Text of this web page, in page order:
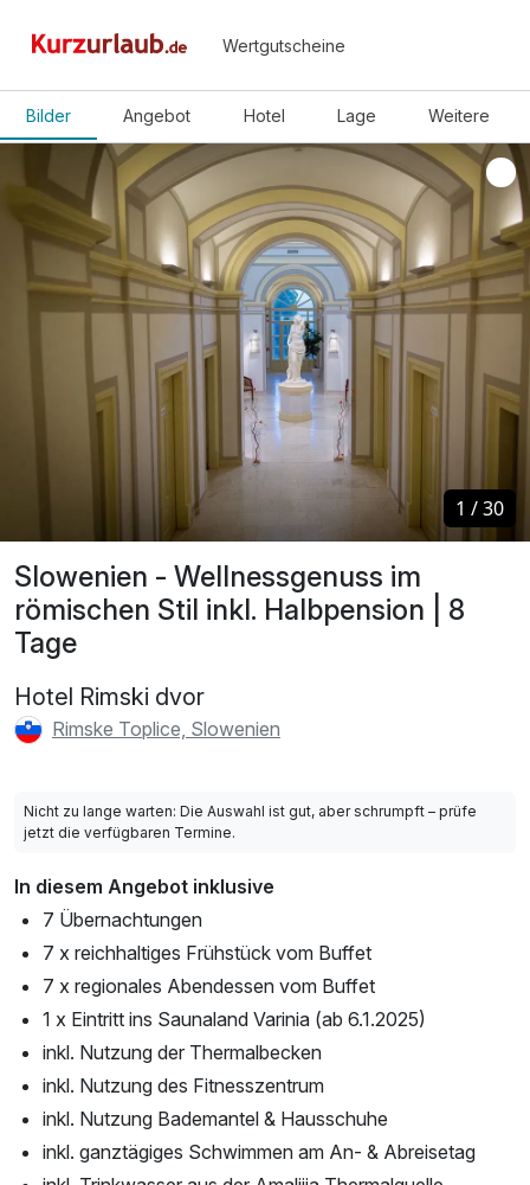
Wertgutscheine
Bilder Angebot Hotel Lage Weitere
Slowenien - Wellnessgenuss im
römischen Stil inkl. Halbpension | 8
Tage
Hotel Rimski dvor
Rimske Toplice, Slowenien
1 /30
1 /30
Nicht zu lange warten: Die Auswahl ist gut, aber schrumpft – prüfe
jetzt die verfügbaren Termine.
In diesem Angebot inklusive
7 Übernachtungen
7 x reichhaltiges Frühstück vom Buffet
7 x regionales Abendessen vom Buffet
1 x Eintritt ins Saunaland Varinia (ab 6.1.2025)
inkl. Nutzung der Thermalbecken
inkl. Nutzung des Fitnesszentrum
inkl. Nutzung Bademantel & Hausschuhe
inkl. ganztägiges Schwimmen am An- & Abreisetag